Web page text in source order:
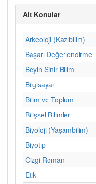
Alt Konular
Arkeoloji (Kazıbilim)
Başarı Değerlendirme
Beyin Sinir Bilim
Bilgisayar
Bilim ve Toplum
Bilişsel Bilimler
Biyoloji (Yaşambilim)
Biyotıp
Cizgi Roman
Etik